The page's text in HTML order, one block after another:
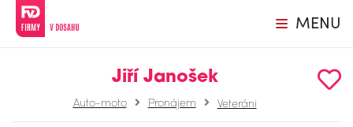
MENU
Jiří Janošek
Auto-moto Pronájem Veteráni